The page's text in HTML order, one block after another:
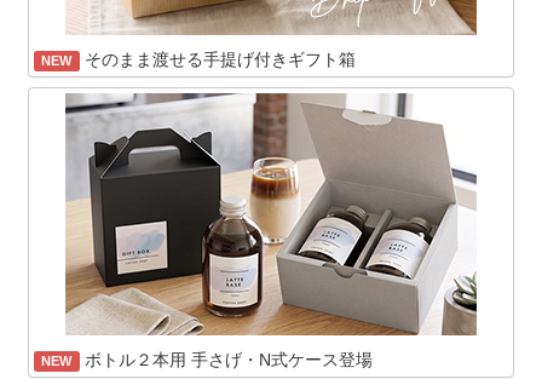
NEW そのまま渡せる手提げ付きギフト箱
NEW ボトル２本用 手さげ・N式ケース登場